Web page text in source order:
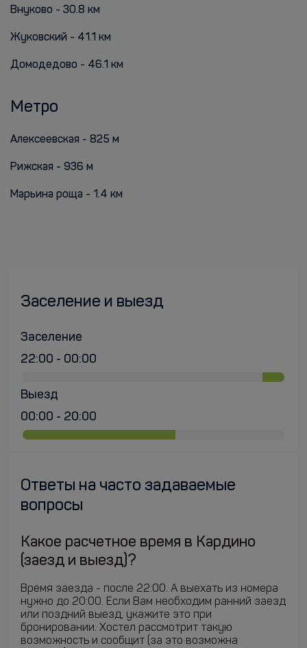
Внуково - 30.8 км
Жуковский - 41.1 км
Домодедово - 46.1 км
Метро
Алексеевская - 825 м
Рижская - 936 м
Марьина роща - 1.4 км
Заселение и выезд
Заселение
22:00 - 00:00
Выезд
00:00 - 20:00
Ответы на часто задаваемые
вопросы
Какое расчетное время в Кардино
(заезд и выезд)?
Время заезда - после 22:00. А выехать из номера
нужно до 20:00. Если Вам необходим ранний заезд
или поздний выезд, укажите это при
бронировании. Хостел рассмотрит такую
возможность и сообщит (за это возможна